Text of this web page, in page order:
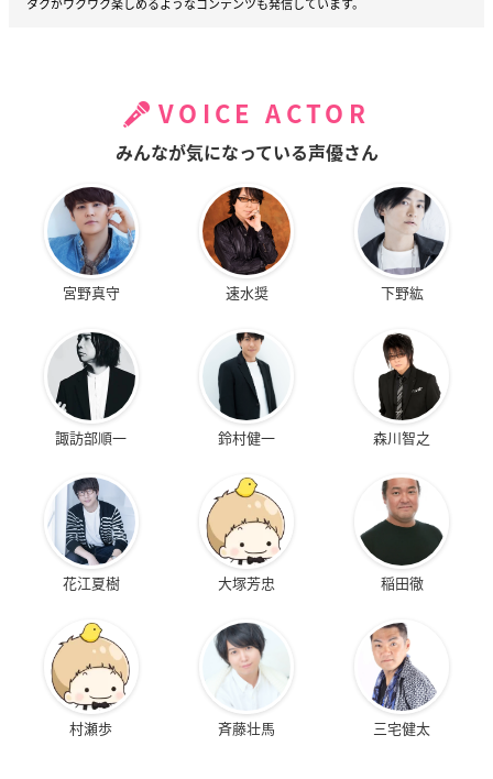
タクがワクワク楽しめるようなコンテンツも発信しています。
VOICE ACTOR
みんなが気になっている声優さん
宮野真守 速水奨 下野紘
諏訪部順一 鈴村健一 森川智之
花江夏樹 大塚芳忠 稲田徹
村瀬歩 斉藤壮馬 三宅健太